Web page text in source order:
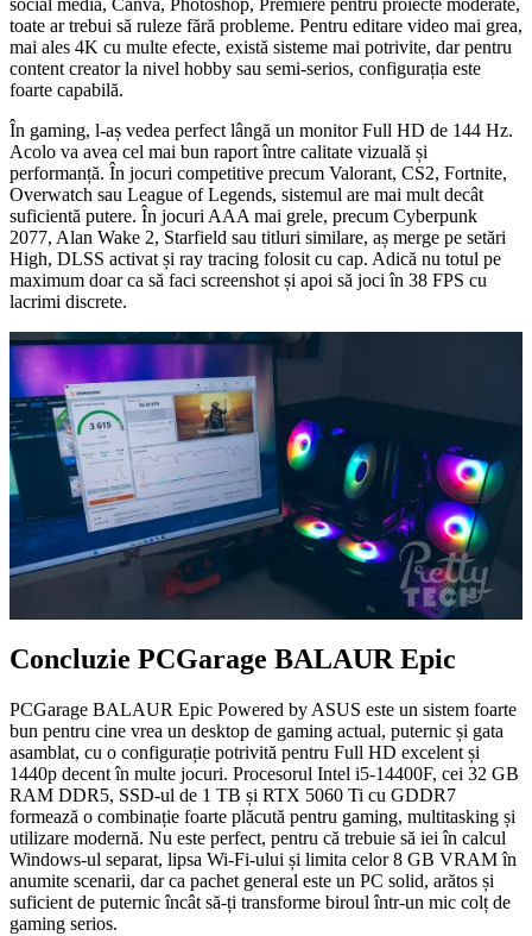
toate ar trebui să ruleze fără probleme. Pentru editare video mai grea,
mai ales 4K cu multe efecte, există sisteme mai potrivite, dar pentru
content creator la nivel hobby sau semi-serios, configurația este
foarte capabilă.
În gaming, l-aș vedea perfect lângă un monitor Full HD de 144 Hz.
Acolo va avea cel mai bun raport între calitate vizuală și
performanță. În jocuri competitive precum Valorant, CS2, Fortnite,
Overwatch sau League of Legends, sistemul are mai mult decât
suficientă putere. În jocuri AAA mai grele, precum Cyberpunk
2077, Alan Wake 2, Starfield sau titluri similare, aș merge pe setări
High, DLSS activat și ray tracing folosit cu cap. Adică nu totul pe
maximum doar ca să faci screenshot și apoi să joci în 38 FPS cu
lacrimi discrete.
Concluzie PCGarage BALAUR Epic
PCGarage BALAUR Epic Powered by ASUS este un sistem foarte
bun pentru cine vrea un desktop de gaming actual, puternic și gata
asamblat, cu o configurație potrivită pentru Full HD excelent și
1440p decent în multe jocuri. Procesorul Intel i5-14400F, cei 32 GB
RAM DDR5, SSD-ul de 1 TB și RTX 5060 Ti cu GDDR7
formează o combinație foarte plăcută pentru gaming, multitasking și
utilizare modernă. Nu este perfect, pentru că trebuie să iei în calcul
Windows-ul separat, lipsa Wi-Fi-ului și limita celor 8 GB VRAM în
anumite scenarii, dar ca pachet general este un PC solid, arătos și
suficient de puternic încât să-ți transforme biroul într-un mic colț de
gaming serios.